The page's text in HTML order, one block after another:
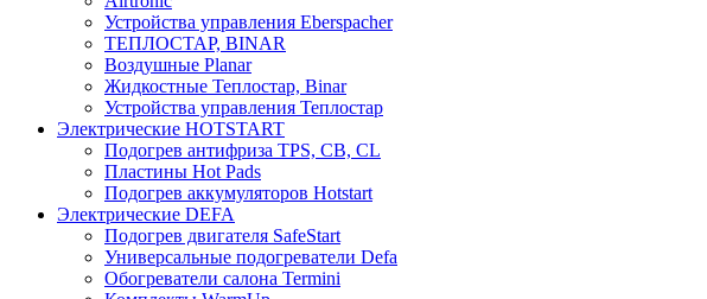
Устройства управления Eberspacher
ТЕПЛОСТАР, BINAR
Воздушные Planar
Жидкостные Теплостар, Binar
Устройства управления Теплостар
Электрические HOTSTART
Подогрев антифриза TPS, CB, CL
Пластины Hot Pads
Подогрев аккумуляторов Hotstart
Электрические DEFA
Подогрев двигателя SafeStart
Универсальные подогреватели Defa
Обогреватели салона Termini